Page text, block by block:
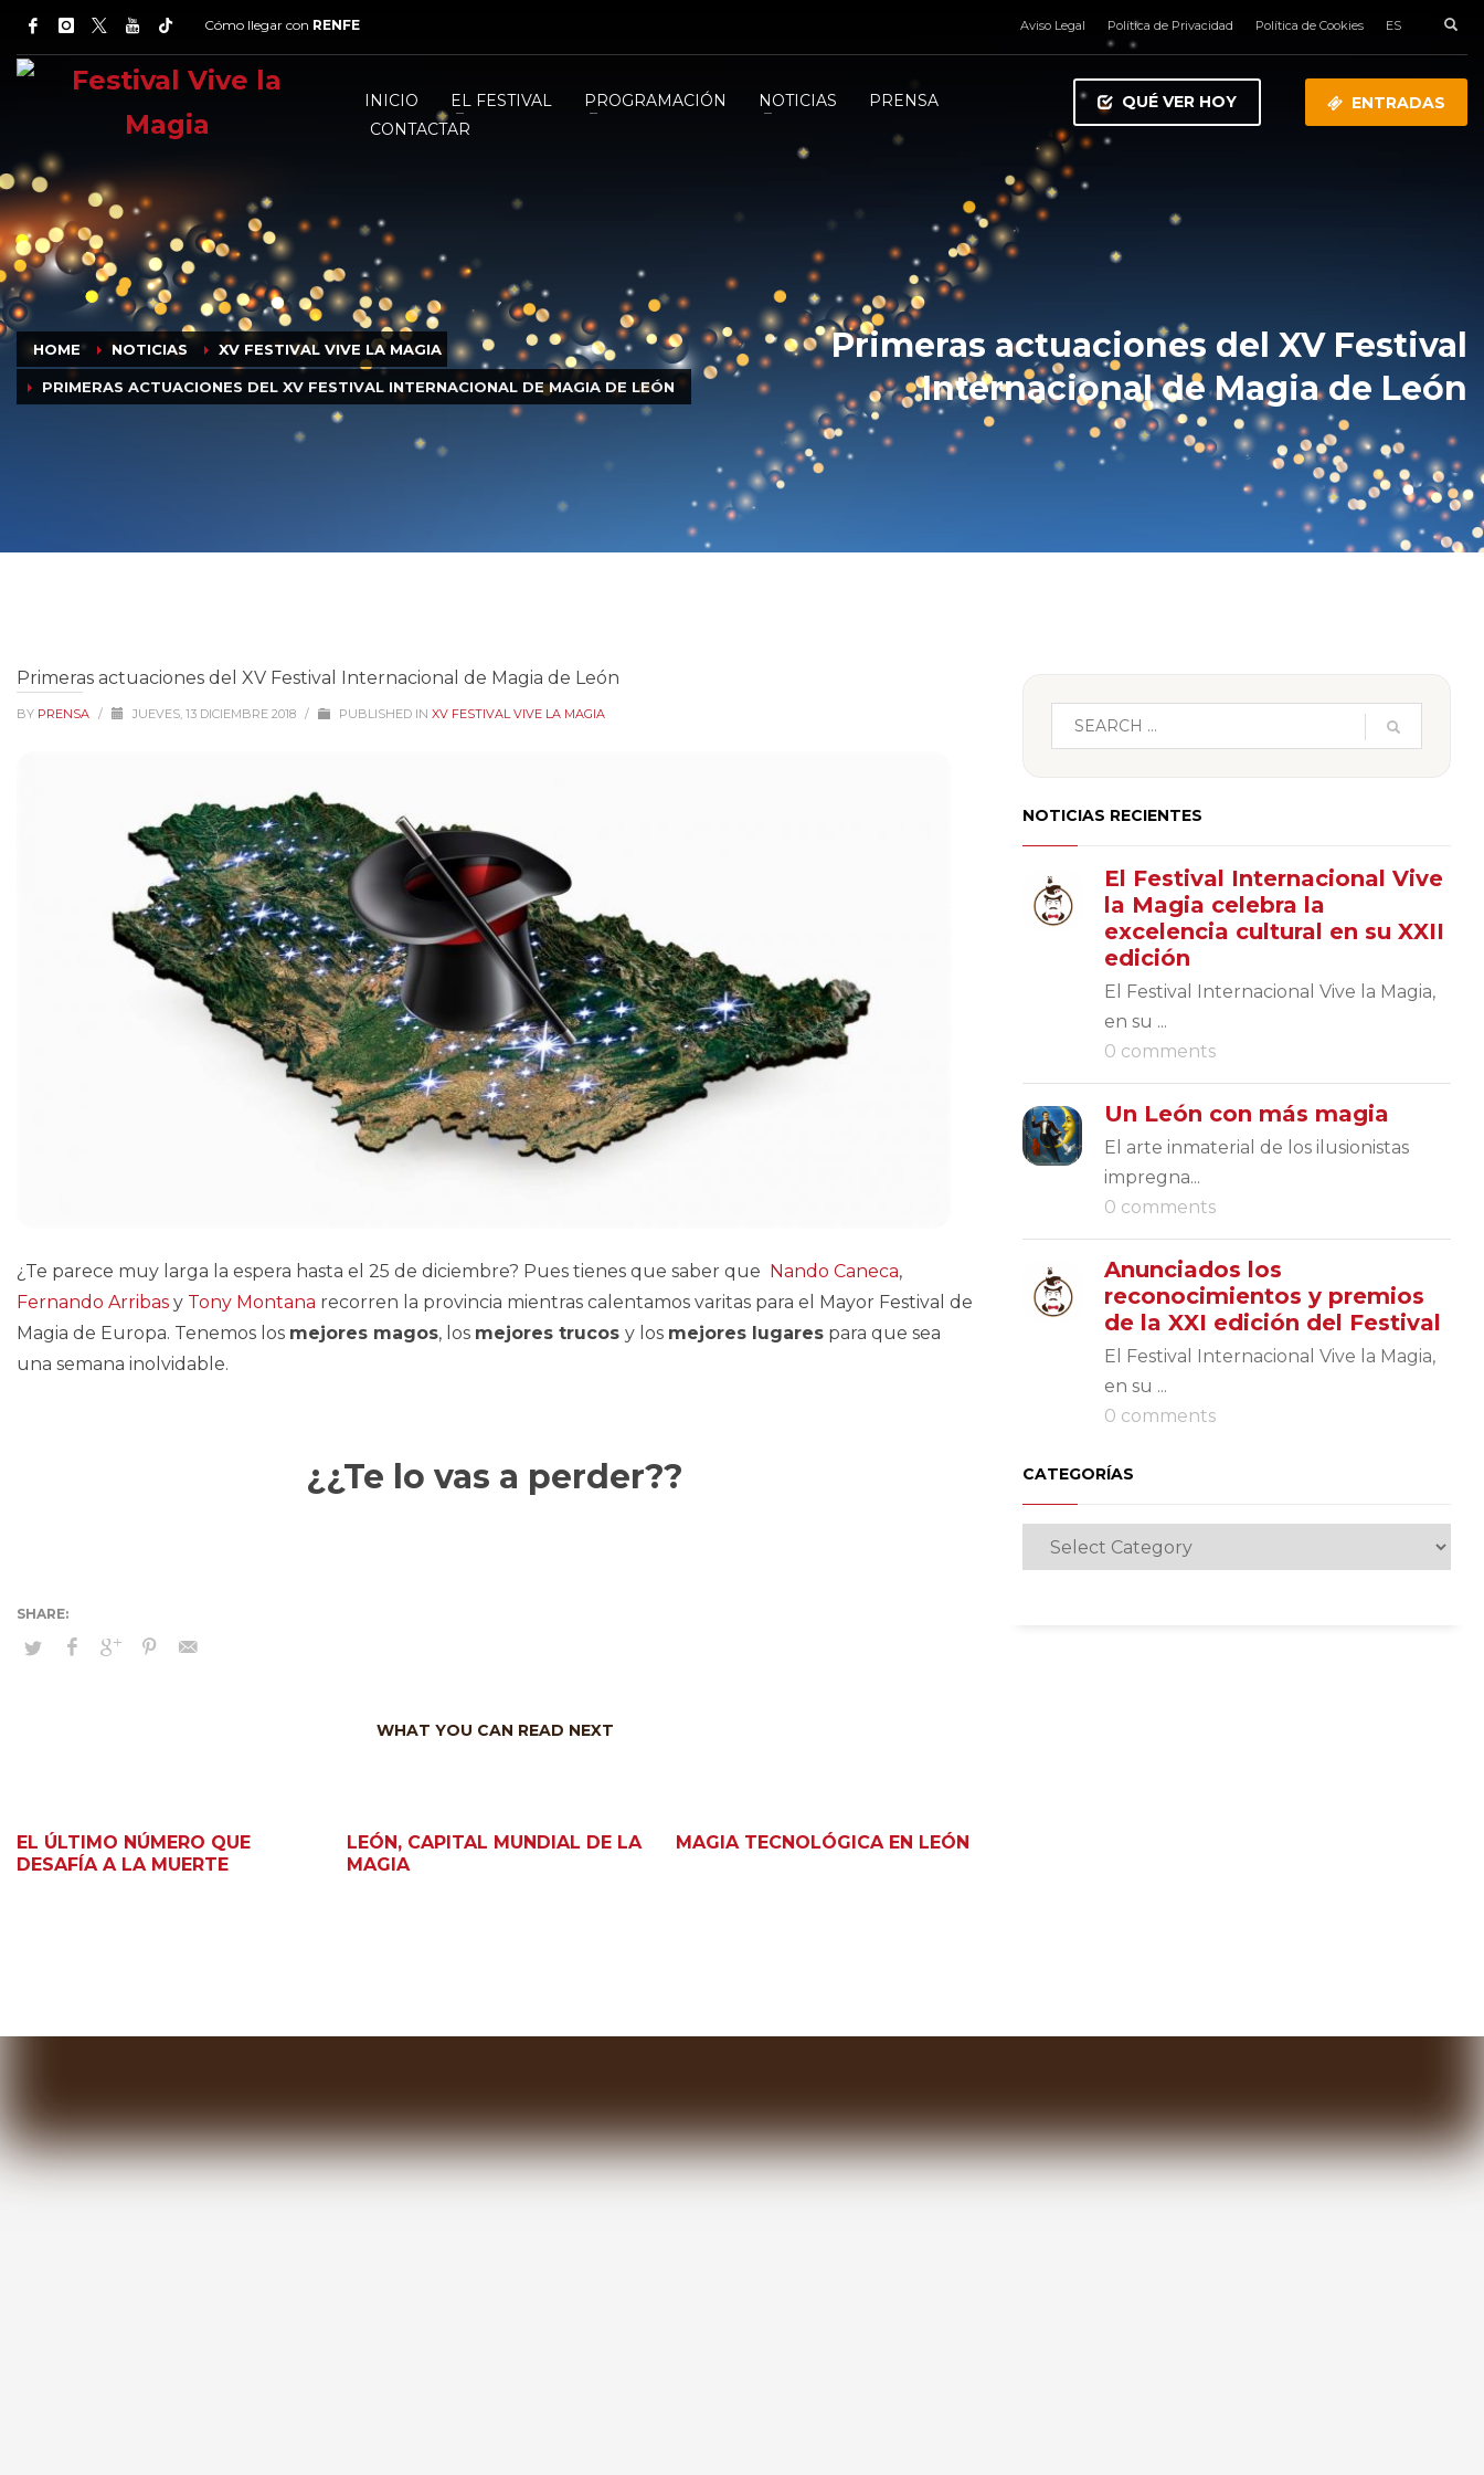
Cómo llegar con RENFE Aviso Legal Política de Privacidad Política de Cookies ES
INICIO EL FESTIVAL PROGRAMACIÓN NOTICIAS
PRENSA
CONTACTAR
QUÉ VER HOY ENTRADAS
HOME NOTICIAS XV FESTIVAL VIVE LA MAGIA
PRIMERAS ACTUACIONES DEL XV FESTIVAL INTERNACIONAL DE MAGIA DE LEÓN
Primeras actuaciones del XV Festival
Internacional de Magia de León
Primeras actuaciones del XV Festival Internacional de Magia de León
BY PRENSA / JUEVES, 13 DICIEMBRE 2018 / PUBLISHED IN XV FESTIVAL VIVE LA MAGIA
¿Te parece muy larga la espera hasta el 25 de diciembre? Pues tienes que saber que Nando Caneca,
Fernando Arribas y Tony Montana recorren la provincia mientras calentamos varitas para el Mayor Festival de
Magia de Europa. Tenemos los mejores magos, los mejores trucos y los mejores lugares para que sea
una semana inolvidable.
¿¿Te lo vas a perder??
WHAT YOU CAN READ NEXT
EL ÚLTIMO NÚMERO QUE
DESAFÍA A LA MUERTE
LEÓN, CAPITAL MUNDIAL DE LA
MAGIA
MAGIA TECNOLÓGICA EN LEÓN
NOTICIAS RECIENTES
El Festival Internacional Vive
la Magia celebra la
excelencia cultural en su XXII
edición
El Festival Internacional Vive la Magia,
en su ...
0 comments
Un León con más magia
El arte inmaterial de los ilusionistas
impregna...
0 comments
Anunciados los
reconocimientos y premios
de la XXI edición del Festival
El Festival Internacional Vive la Magia,
en su ...
0 comments
CATEGORÍAS